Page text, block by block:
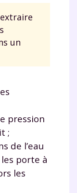
un
pression
;
de l’eau
porte à
les